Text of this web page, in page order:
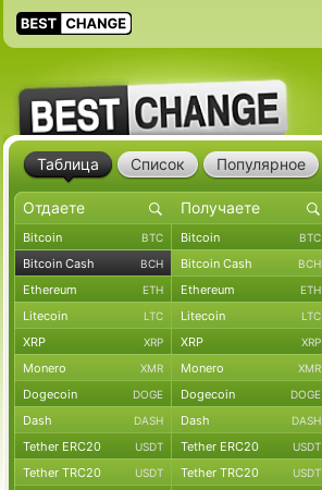
Таблица Список Популярное
Bitcoin BTC Bitcoin BTC
Bitcoin Cash BCH Bitcoin Cash BCH
Ethereum ETH Ethereum ETH
Litecoin LTC Litecoin LTC
XRP XRP XRP XRP
Monero XMR Monero XMR
Dogecoin DOGE Dogecoin DOGE
Dash DASH Dash DASH
Tether ERC20 USDT Tether ERC20 USDT
Tether TRC20 USDT Tether TRC20 USDT